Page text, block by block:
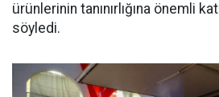
ürünlerinin tanınırlığına önemli
söyledi.